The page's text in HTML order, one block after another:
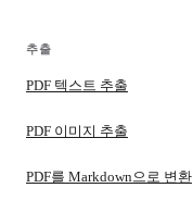
추출
PDF 텍스트 추출
PDF 이미지 추출
PDF를 Markdown으로 변환